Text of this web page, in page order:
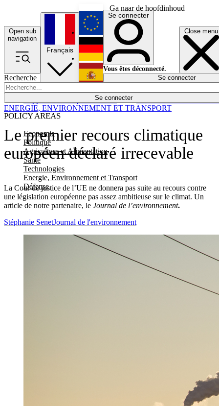
Ga naar de hoofdinhoud
Open sub
navigation
Close menu
Recherche
Se connecter
POLICY AREAS
Economie
Politique
Agriculture et Alimentation
Santé
Technologies
Energie, Environnement et Transport
Défense
Économie
Français
English
Deutsch
Español
Se connecter
Vous êtes déconnecté.
Se connecter
Le premier recours climatique
européen déclaré irrecevable
La Cour de justice de l’UE ne donnera pas suite au recours contre
une législation européenne pas assez ambitieuse sur le climat. Un
article de notre partenaire, le Journal de l’environnement.
ENERGIE, ENVIRONNEMENT ET TRANSPORT
Stéphanie SenetJournal de l'environnement